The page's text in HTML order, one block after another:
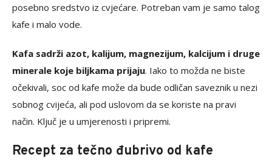
posebno sredstvo iz cvjećare. Potreban vam je samo talog
kafe i malo vode.
Kafa sadrži azot, kalijum, magnezijum, kalcijum i druge
minerale koje biljkama prijaju. Iako to možda ne biste
očekivali, soc od kafe može da bude odličan saveznik u nezi
sobnog cvijeća, ali pod uslovom da se koriste na pravi
način. Ključ je u umjerenosti i pripremi.
Recept za tečno đubrivo od kafe